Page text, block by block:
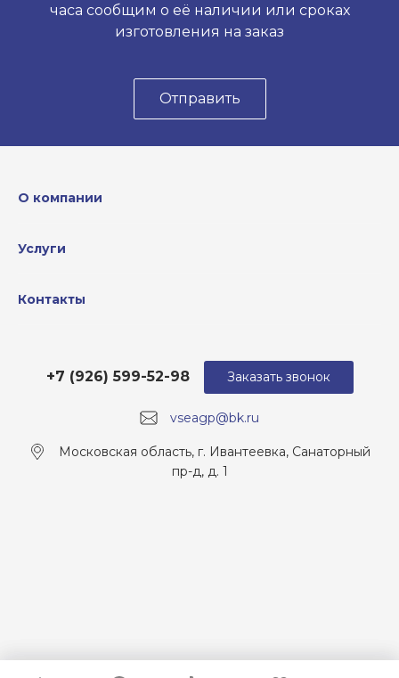
часа сообщим о её наличии или сроках
изготовления на заказ
Отправить
О компании
Услуги
Контакты
vseagp@bk.ru
+7 (926) 599-52-98
Московская область, г. Ивантеевка, Санаторный
пр-д, д. 1
Заказать звонок